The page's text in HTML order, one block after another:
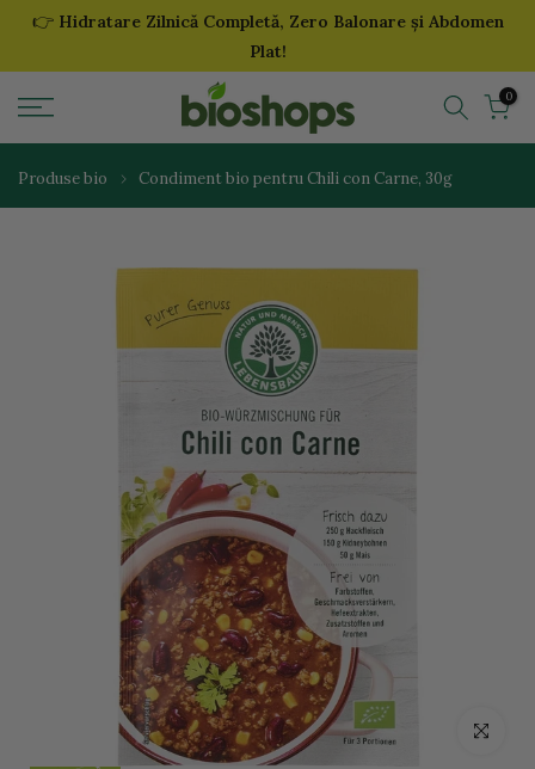
Sari
👉 Hidratare Zilnică Completă, Zero Balonare și Abdomen
Plat!
0
Produse bio Condiment bio pentru Chili con Carne, 30g
Click